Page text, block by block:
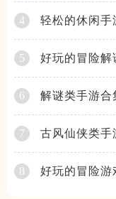
4 轻松的休闲手
5 好玩的冒险解
6 解谜类手游合
7 古风仙侠类手
8 好玩的冒险游